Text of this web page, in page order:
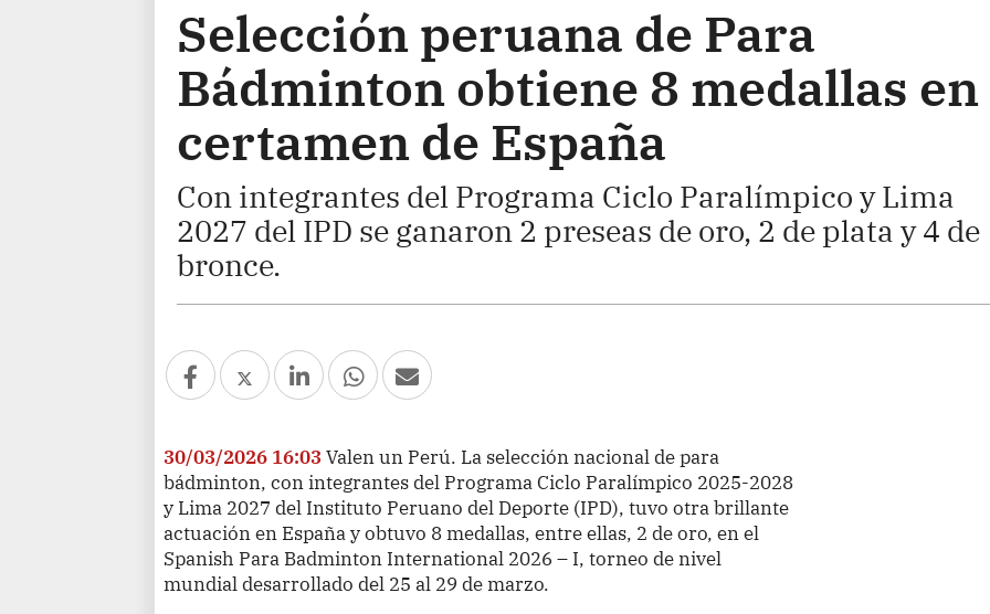
Selección peruana de Para
Bádminton obtiene 8 medallas en
certamen de España
Con integrantes del Programa Ciclo Paralímpico y Lima
2027 del IPD se ganaron 2 preseas de oro, 2 de plata y 4 de
bronce.
30/03/2026 16:03Valen un Perú. La selección nacional de para
bádminton, con integrantes del Programa Ciclo Paralímpico 2025-2028
y Lima 2027 del Instituto Peruano del Deporte (IPD), tuvo otra brillante
actuación en España y obtuvo 8 medallas, entre ellas, 2 de oro, en el
Spanish Para Badminton International 2026 – I, torneo de nivel
mundial desarrollado del 25 al 29 de marzo.